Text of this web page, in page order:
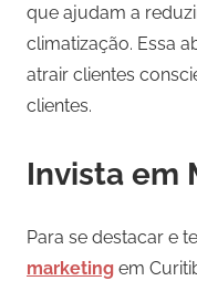
que ajudam a
climatização. Essa
atrair clientes
clientes.
Invista em
Para se destacar e
marketing em